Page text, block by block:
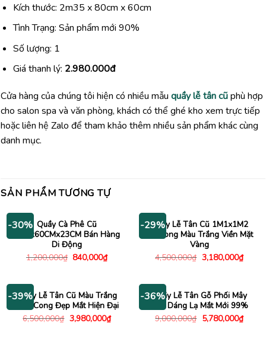
Kích thước: 2m35 x 80cm x 60cm
Tình Trạng: Sản phẩm mới 90%
Số lượng: 1
Giá thanh lý: 2.980.000đ
Cửa hàng của chúng tôi hiện có nhiều mẫu quầy lễ tân cũphù hợp
cho salon spa và văn phòng, khách có thể ghé kho xem trực tiếp
hoặc liên hệ Zalo để tham khảo thêm nhiều sản phẩm khác cùng
danh mục.
SẢN PHẨM TƯƠNG TỰ
-30% Quầy Cà Phê Cũ
1M8x60CMx23CM Bán Hàng
Di Động
1,200,000₫ Giá
840,000₫Giá
hiện
840,000₫.
-29%
Quầy Lễ Tân Cũ 1M1x1M2
Bo Cong Màu Trắng Viền Mặt
Vàng
4,500,000₫ Giá
gốc
3,180,000₫Giá
hiện
-39%
Quầy Lễ Tân Cũ Màu Trắng
Uốn Cong Đẹp Mắt Hiện Đại
6,500,000₫ Giá
gốc
3,980,000₫Giá
hiện
-36%Quầy Lễ Tân Gỗ Phối Mây
Kiểu Dáng Lạ Mắt Mới 99%
9,000,000₫ Giá
gốc
5,780,000₫Giá
hiện